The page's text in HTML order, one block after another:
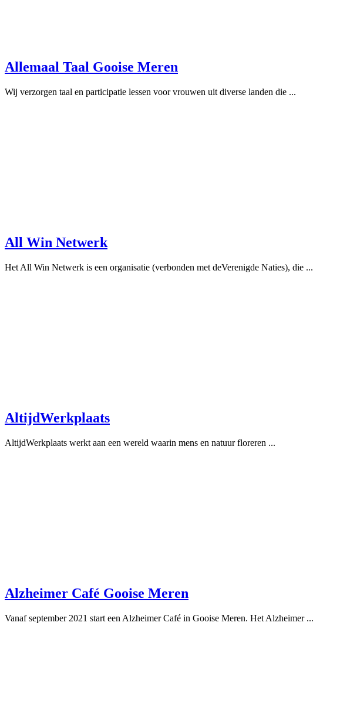
Allemaal Taal Gooise Meren
Wij verzorgen taal en participatie lessen voor vrouwen uit diverse landen die ...
All Win Netwerk
Het All Win Netwerk is een organisatie (verbonden met deVerenigde Naties), die ...
AltijdWerkplaats
AltijdWerkplaats werkt aan een wereld waarin mens en natuur floreren ...
Alzheimer Café Gooise Meren
Vanaf september 2021 start een Alzheimer Café in Gooise Meren. Het Alzheimer ...